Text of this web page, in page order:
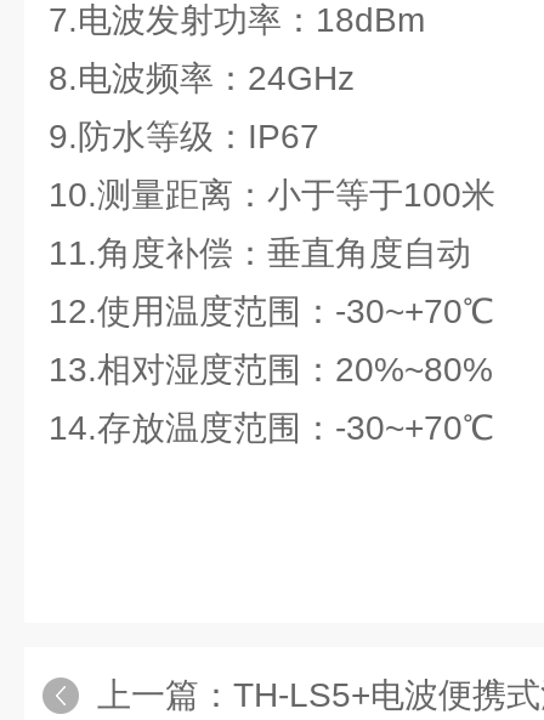
7.电波发射功率：18dBm
8.电波频率：24GHz
9.防水等级：IP67
10.测量距离：小于等于100米
11.角度补偿：垂直角度自动
12.使用温度范围：-30~+70℃
13.相对湿度范围：20%~80%
14.存放温度范围：-30~+70℃
上一篇： TH-LS5+电波便携